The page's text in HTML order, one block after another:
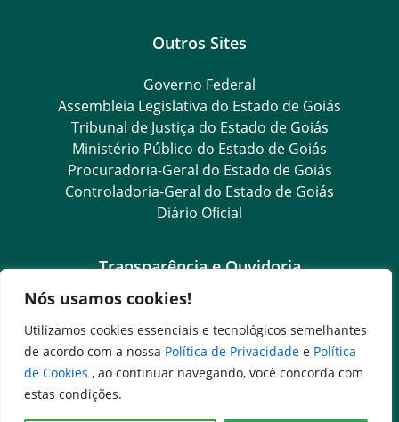
Nós usamos cookies!
Utilizamos cookies essenciais e tecnológicos semelhantes
de acordo com a nossa Política de Privacidade e Política
de Cookies , ao continuar navegando, você concorda com
estas condições.
Outros Sites
Governo Federal
Assembleia Legislativa do Estado de Goiás
Tribunal de Justiça do Estado de Goiás
Ministério Público do Estado de Goiás
Procuradoria-Geral do Estado de Goiás
Controladoria-Geral do Estado de Goiás
Diário Oficial
Transparência e Ouvidoria
LGPD
Goiás Transparência
Dados Abertos Goiás
e-SIC
SIC – Serviço de Informação ao Cidadão
Ouvidoria Setorial (Expresso)